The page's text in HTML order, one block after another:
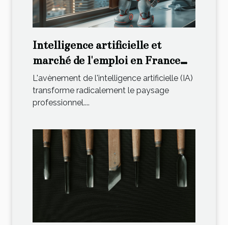
Intelligence artificielle et
marché de l'emploi en France
Perspectives et défis pour les
professionnels
L'avènement de l'intelligence artificielle (IA)
transforme radicalement le paysage
professionnel....